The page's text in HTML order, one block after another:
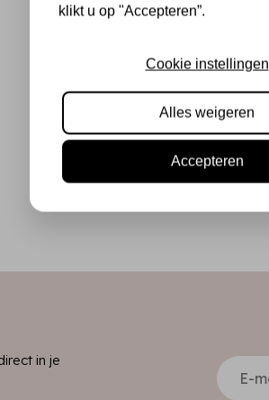
in je
klikt u op "Accepteren”.
Cookie instellingen
Alles weigeren
Accepteren